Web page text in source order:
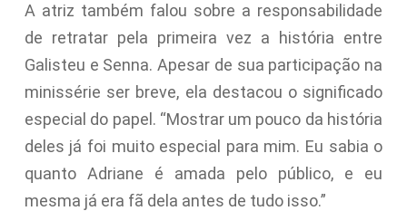
A atriz também falou sobre a responsabilidade
de retratar pela primeira vez a história entre
Galisteu e Senna. Apesar de sua participação na
minissérie ser breve, ela destacou o significado
especial do papel. “Mostrar um pouco da história
deles já foi muito especial para mim. Eu sabia o
quanto Adriane é amada pelo público, e eu
mesma já era fã dela antes de tudo isso.”